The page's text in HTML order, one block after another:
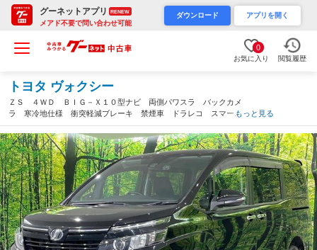
グーネットアプリ RENEW
メアド不要で問い合わせ可能
ダウンロード アプリを開く
0
お気に入り 閲覧履歴
トヨタ ヴォクシー
ＺＳ ４ＷＤ ＢＩＧ－Ｘ１０型ナビ 両側パワスラ バックカメ
ラ 寒冷地仕様 衝突軽減ブレーキ 禁煙車 ドラレコ スマート
キー ＬＥＤヘッド ビルトインＥＴＣ 純正１６インチアルミ
オートハイビーム（北海道）
もっと見る